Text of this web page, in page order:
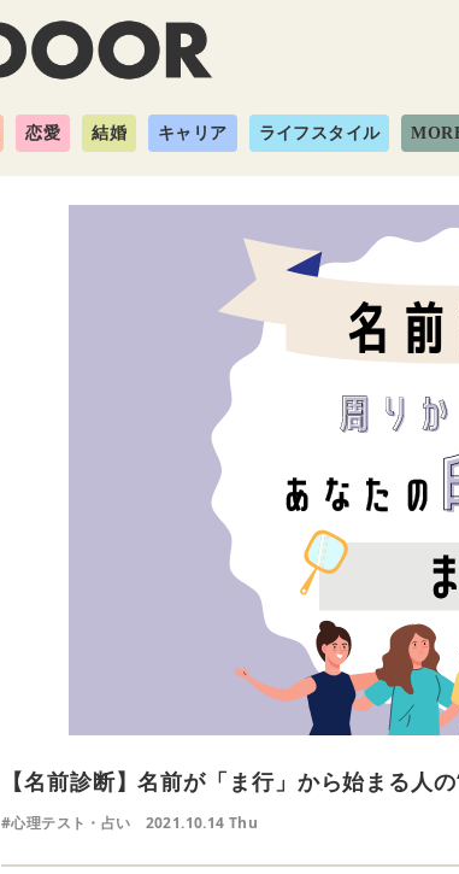
恋愛 結婚 キャリア ライフスタイル
【名前診断】名前が「ま行」から始まる人
#心理テスト・占い 2021.10.14 Thu